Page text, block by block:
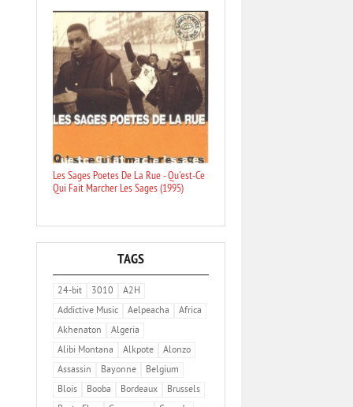
Les Sages Poetes De La Rue - Qu'est-Ce
Qui Fait Marcher Les Sages (1995)
TAGS
24-bit 3010
A2H
Addictive Music
Aelpeacha
Africa
Akhenaton
Algeria
Alibi Montana
Alkpote
Alonzo
Assassin
Bayonne
Belgium
Blois
Booba Bordeaux
Brussels